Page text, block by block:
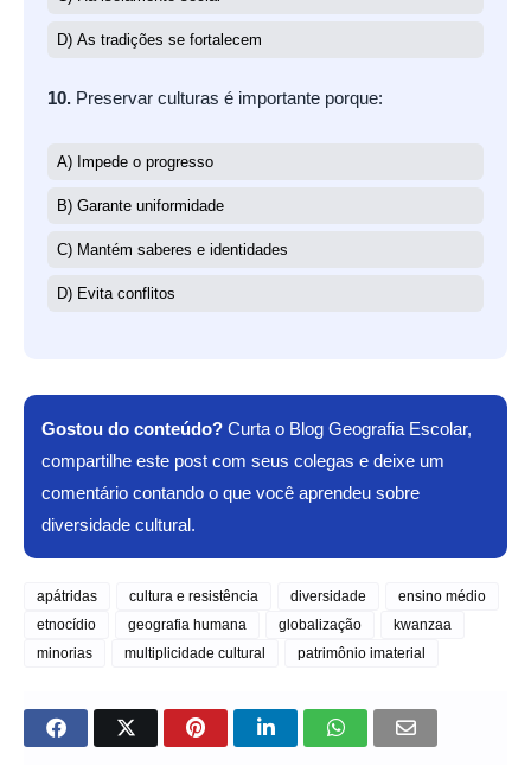
D) As tradições se fortalecem
10. Preservar culturas é importante porque:
A) Impede o progresso
B) Garante uniformidade
C) Mantém saberes e identidades
D) Evita conflitos
Gostou do conteúdo? Curta o Blog Geografia Escolar,
compartilhe este post com seus colegas e deixe um
comentário contando o que você aprendeu sobre
diversidade cultural.
apátridas cultura e resistência diversidade
ensino médio
etnocídio
geografia humana globalização
kwanzaa
minorias
multiplicidade cultural patrimônio imaterial